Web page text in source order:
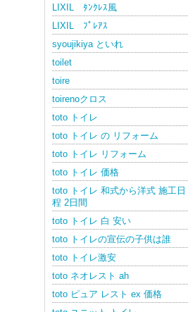
LIXIL ﾀﾝｸﾚｽ風
LIXIL ﾌﾟﾚｱｽ
syoujikiya といれ
toilet
toire
toirenoクロス
toto トイレ
toto トイレ の リフォーム
toto トイレ リフォーム
toto トイレ 価格
toto トイレ 和式から洋式 施工日
程 2日間
toto トイレ 白 安い
toto トイレの宣伝の子供は誰
toto トイレ激安
toto ネオレスト ah
toto ピュア レスト ex 価格